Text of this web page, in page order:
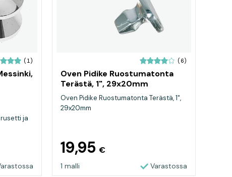
(1)
ja
(6)
Oven Pidike Ruostumatonta
Terästä, 1", 29x20mm
Oven Pidike Ruostumatonta Terästä, 1",
29x20mm
19,95 €
1 malli Varastossa